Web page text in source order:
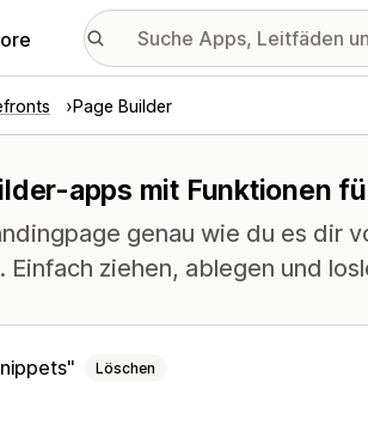
Page Builder
apps mit Funktionen
genau wie du es dir
Einfach ziehen, ablegen und
Löschen